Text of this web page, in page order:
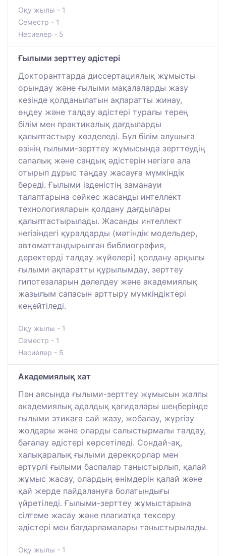
Оқу жылы - 1
Семестр - 1
Несиелер - 5
Ғылыми зерттеу әдістері
Докторанттарда диссертациялық жұмысты
орындау және ғылыми мақалаларды жазу
кезінде қолданылатын ақпаратты жинау,
өңдеу және талдау әдістері туралы терең
білім мен практикалық дағдыларды
қалыптастыру көзделеді. Бұл білім алушыға
өзінің ғылыми-зерттеу жұмысында зерттеудің
сапалық және сандық әдістерін негізге ала
отырып дұрыс таңдау жасауға мүмкіндік
береді. Ғылыми ізденістің заманауи
талаптарына сәйкес жасанды интеллект
технологияларын қолдану дағдылары
қалыптастырылады. Жасанды интеллект
негізіндегі құралдарды (мәтіндік модельдер,
автоматтандырылған библиография,
деректерді талдау жүйелері) қолдану арқылы
ғылыми ақпаратты құрылымдау, зерттеу
гипотезаларын дәлелдеу және академиялық
жазылым сапасын арттыру мүмкіндіктері
кеңейтіледі.
Оқу жылы - 1
Семестр - 1
Несиелер - 5
Академиялық хат
Пән аясында ғылыми-зерттеу жұмысын жалпы
академиялық адалдық қағидалары шеңберінде
ғылыми этикаға сай жазу, жобалау, жүргізу
жолдары және оларды салыстырмалы талдау,
бағалау әдістері көрсетіледі. Сондай-ақ,
халықаралық ғылыми дерекқорлар мен
әртүрлі ғылыми баспалар таныстырлып, қалай
жұмыс жасау, олардың өнімдерін қалай және
қай жерде пайдалануға болатындығы
үйретіледі. Ғылыми-зерттеу жұмыстарына
сілтеме жасау және плагиатқа тексеру
әдістері мен бағдарламалары таныстырылады.
Оқу жылы - 1